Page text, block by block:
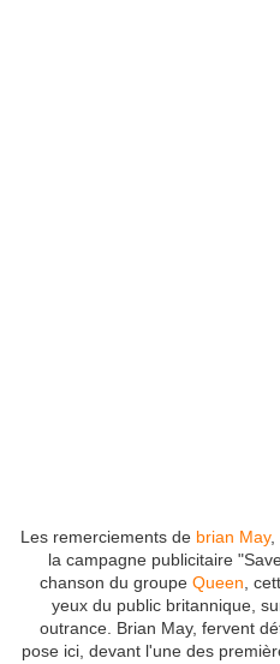
Les remerciements de brian May,
la campagne publicitaire
chanson du groupe Queen ,
yeux du public britannique,
outrance. Brian May, fervent
pose ici, devant l'une des